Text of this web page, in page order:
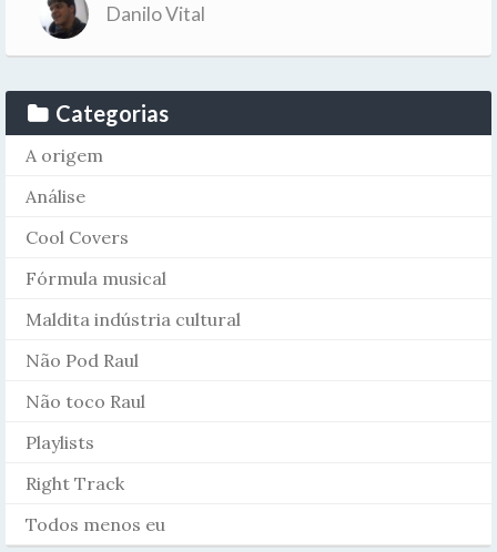
Danilo Vital
Categorias
A origem
Análise
Cool Covers
Fórmula musical
Maldita indústria cultural
Não Pod Raul
Não toco Raul
Playlists
Right Track
Todos menos eu